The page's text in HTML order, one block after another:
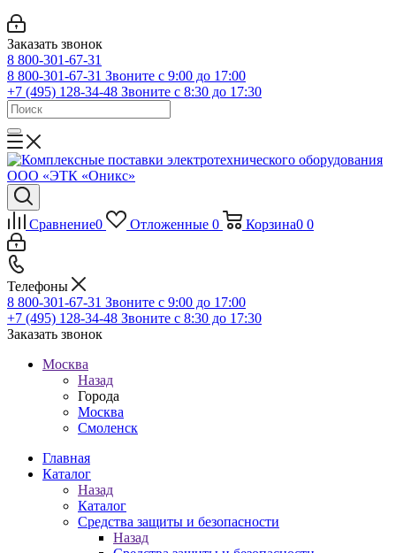
Заказать звонок
8 800-301-67-31
8 800-301-67-31 Звоните с 9:00 до 17:00
+7 (495) 128-34-48 Звоните с 8:30 до 17:30
Сравнение0 Отложенные 0 Корзина0 0
Телефоны
8 800-301-67-31 Звоните с 9:00 до 17:00
+7 (495) 128-34-48 Звоните с 8:30 до 17:30
Заказать звонок
Москва
Назад
Города
Москва
Смоленск
Главная
Каталог
Назад
Каталог
Средства защиты и безопасности
Назад